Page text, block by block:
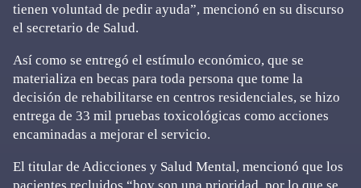
tienen voluntad de pedir ayuda”, mencionó en su discurso
el secretario de Salud.
Así como se entregó el estímulo económico, que se
materializa en becas para toda persona que tome la
decisión de rehabilitarse en centros residenciales, se hizo
entrega de 33 mil pruebas toxicológicas como acciones
encaminadas a mejorar el servicio.
El titular de Adicciones y Salud Mental, mencionó que los